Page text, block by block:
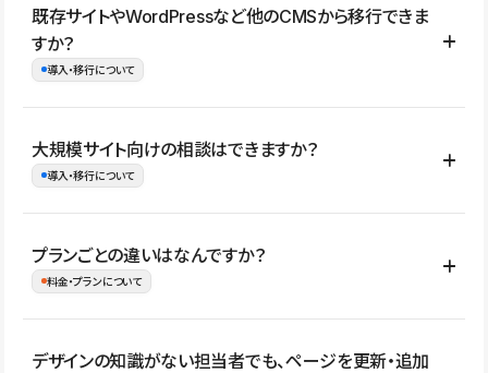
コーポレートサイト、サービスサイト、LP、採用サイト、ブロ
グ・メディア、イベントサイト、店舗・商品紹介サイト、ポートフ
ォリオなど幅広く制作できます。
既存サイトやWordPressなど他のCMSから移行できま
すか？
導入・移行について
はい。既存サイトの構成やコンテンツ、URLを整理したうえで、
Studio上に再構築する形で移行できます。 WordPressの場合は、
イト全体のデザインや設定がそのまま移行されるわけではないた
め、移行後にページ構成やデザイン、CMS設計、URL・リダイレク
大規模サイト向けの相談はできますか？
導入・移行について
はい。アクセス規模が大きいサイトや、複数部門での運用、権限管
理、セキュリティ確認、既存システムとの連携など、個別の要件が
ない段階でも、お問い合わせください。
プランごとの違いはなんですか？
料金・プランについて
公開ページ数、バージョン履歴の期間、CMS利用数の上限、権限
デザインの知識がない担当者でも、ページを更新・追加